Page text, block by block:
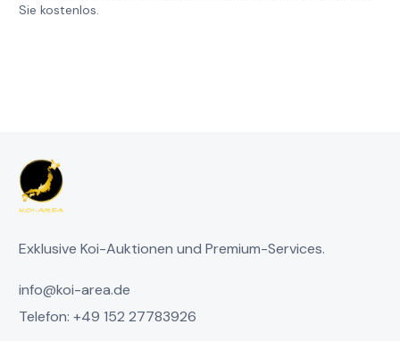
Sie kostenlos.
Exklusive Koi-Auktionen und Premium-Services.
info@koi-area.de
Telefon: +49 152 27783926